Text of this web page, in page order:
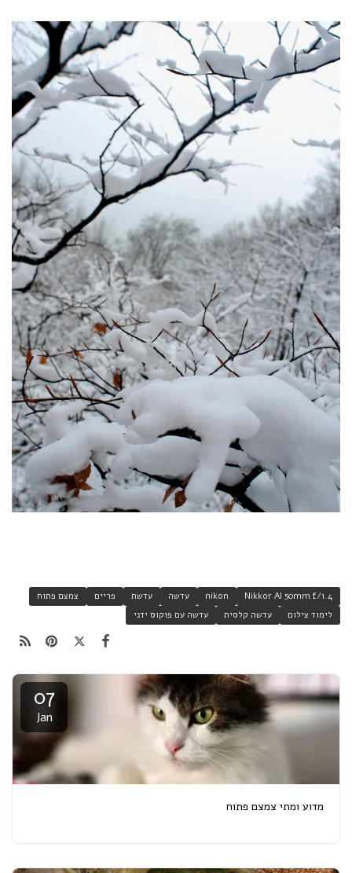
Nikkor AI 50mm f/1.4
nikon עדשה עדשת פריים
צמצם פתוח
לימוד צילום
עדשה קלסית עדשה עם פוקוס ידני
07
Jan
מדוע ומתי צמצם פתוח